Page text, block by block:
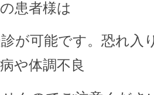
患者様は
が可能です。恐れ入
や体調不良